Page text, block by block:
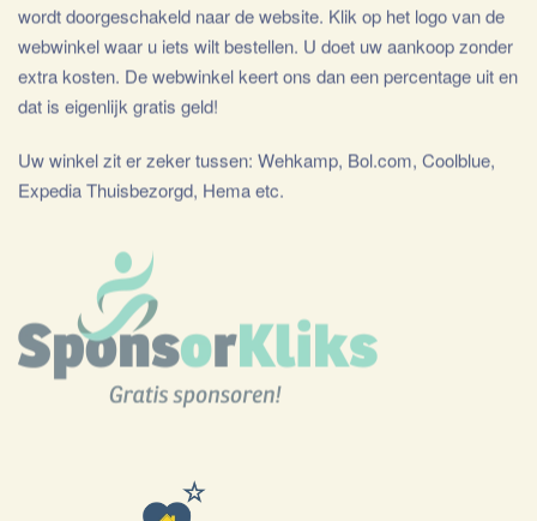
wordt doorgeschakeld naar de website. Klik op het logo van de
webwinkel waar u iets wilt bestellen. U doet uw aankoop zonder
extra kosten. De webwinkel keert ons dan een percentage uit en
dat is eigenlijk gratis geld!
Uw winkel zit er zeker tussen: Wehkamp, Bol.com, Coolblue,
Expedia Thuisbezorgd, Hema etc.